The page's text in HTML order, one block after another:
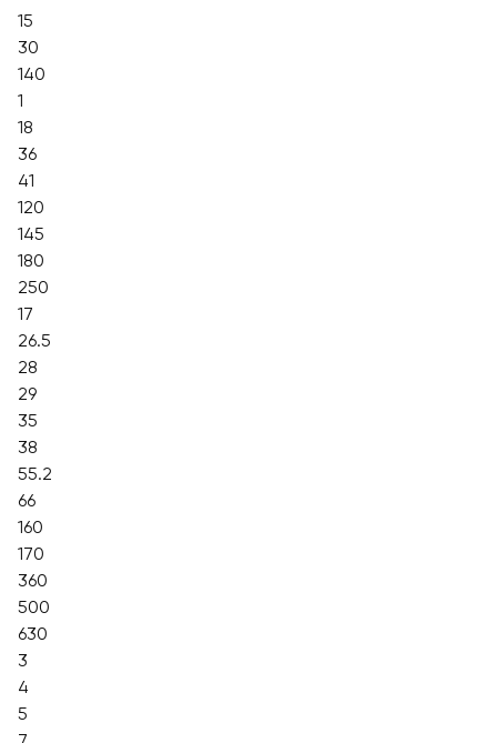
15
30
140
1
18
36
41
120
145
180
250
17
26.5
28
29
35
38
55.2
66
160
170
360
500
630
3
4
5